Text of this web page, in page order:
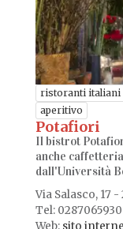
ristoranti italiani
aperitivo
Potafiori
Il bistrot
anche
dall'Università
Via Salasco, 17
Tel: 0287065930
Web: sito